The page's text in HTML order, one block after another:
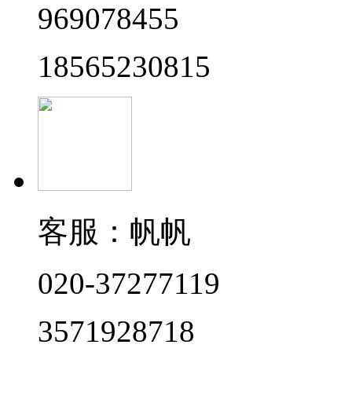
969078455
18565230815
客服：帆帆
020-37277119
3571928718